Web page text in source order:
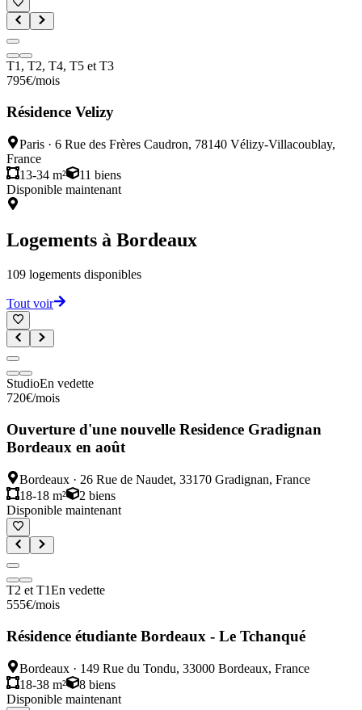
T1, T2, T4, T5 et T3
795€/mois
Résidence Velizy
Paris · 6 Rue des Frères Caudron, 78140 Vélizy-Villacoublay,
France
13-34 m²
11 biens
Disponible maintenant
Logements à Bordeaux
109 logements disponibles
Tout voir
StudioEn vedette
720€/mois
Ouverture d'une nouvelle Residence Gradignan
Bordeaux en août
Bordeaux · 26 Rue de Naudet, 33170 Gradignan, France
18-18 m²
2 biens
Disponible maintenant
T2 et T1En vedette
555€/mois
Résidence étudiante Bordeaux - Le Tchanqué
Bordeaux · 149 Rue du Tondu, 33000 Bordeaux, France
18-38 m²
8 biens
Disponible maintenant